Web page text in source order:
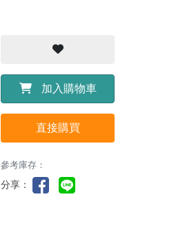
加入購物車
直接購買
參考庫存：
分享：